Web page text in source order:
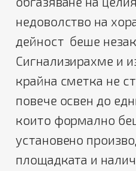
недоволство на
дейност беше
Сигнализирахме и
крайна сметка не
повече освен до
които формално
установено
площадката и